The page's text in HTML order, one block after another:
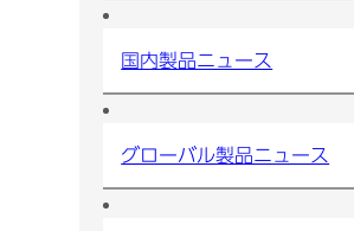
国内製品ニュース
グローバル製品ニュース